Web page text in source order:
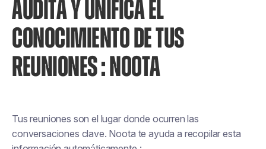
AUDITA Y UNIFICA EL
CONOCIMIENTO DE TUS
REUNIONES : NOOTA
Tus reuniones son el lugar donde ocurren las
conversaciones clave. Noota te ayuda a recopilar esta